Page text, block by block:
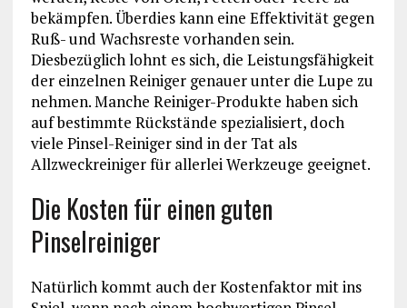
bekämpfen. Überdies kann eine Effektivität gegen
Ruß- und Wachsreste vorhanden sein.
Diesbezüglich lohnt es sich, die Leistungsfähigkeit
der einzelnen Reiniger genauer unter die Lupe zu
nehmen. Manche Reiniger-Produkte haben sich
auf bestimmte Rückstände spezialisiert, doch
viele Pinsel-Reiniger sind in der Tat als
Allzweckreiniger für allerlei Werkzeuge geeignet.
Die Kosten für einen guten
Pinselreiniger
Natürlich kommt auch der Kostenfaktor mit ins